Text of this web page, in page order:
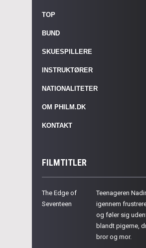
TOP
BUND
SKUESPILLERE
INSTRUKTØRER
NATIONALITETER
OM PHILM.DK
KONTAKT
FILMTITLER
The Edge of
Seventeen
Teenageren
igennem
og føler sig
blandt pigerne,
bror og mor.